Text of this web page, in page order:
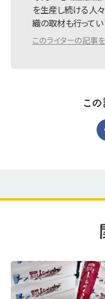
を生産し続ける人
織の取材も行ってい
このライターの記事